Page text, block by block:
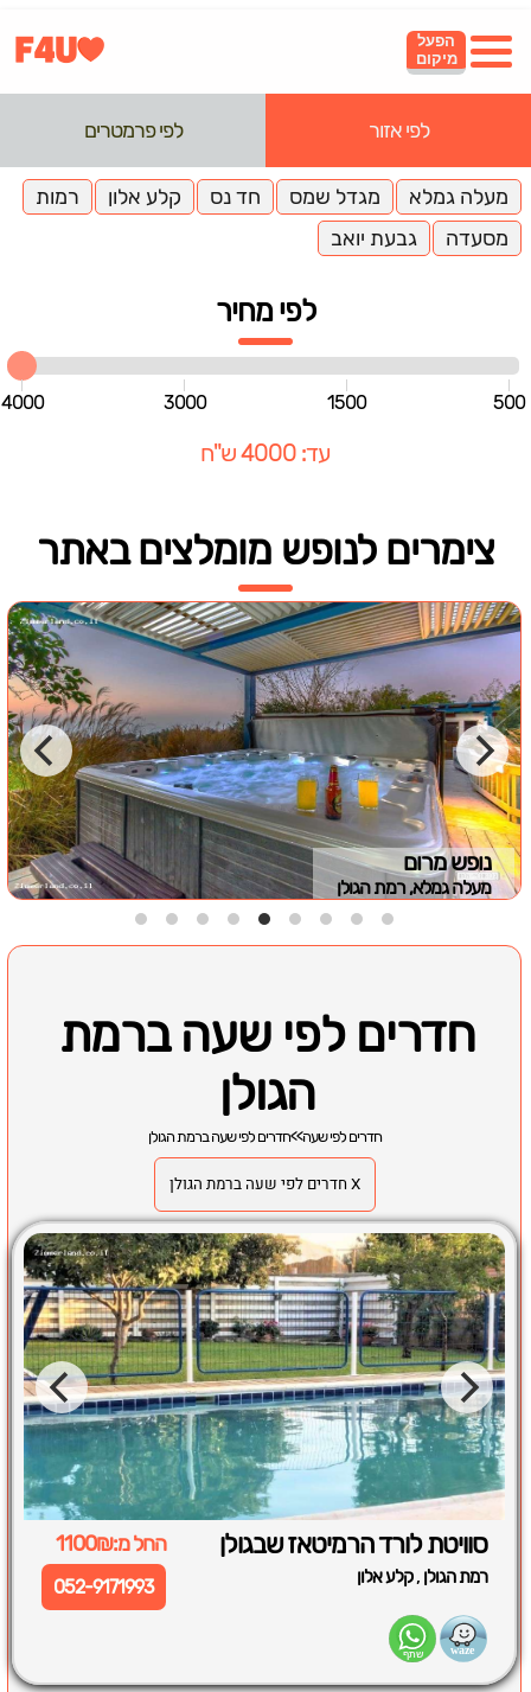
הפעל
מיקום
לפי אזור לפי פרמטרים
מעלה גמלא מגדל שמס חד נס קלע אלון
רמות
מסעדה
גבעת יואב
לפי מחיר
500
1500
3000
4000
עד: 4000 ש"ח
צימרים לנופש מומלצים באתר
נופש מרום
מעלה גמלא, רמת הגולן
חדרים לפי שעה ברמת
הגולן
חדרים לפי שעה>>חדרים לפי שעה ברמת הגולן
X חדרים לפי שעה ברמת הגולן
סוויטת לורד הרמיטאז שבגולן החל מ:1100₪
רמת הגולן ,קלע אלון 052-9171993